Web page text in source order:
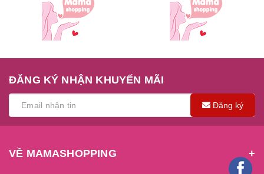
ĐĂNG KÝ NHẬN KHUYẾN MÃI
Đăng ký
VỀ MAMASHOPPING